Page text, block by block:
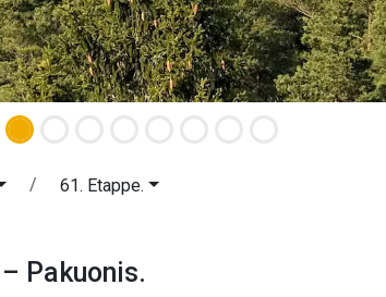
61. Etappe.
– Pakuonis. Entlang den
Pakuonis.